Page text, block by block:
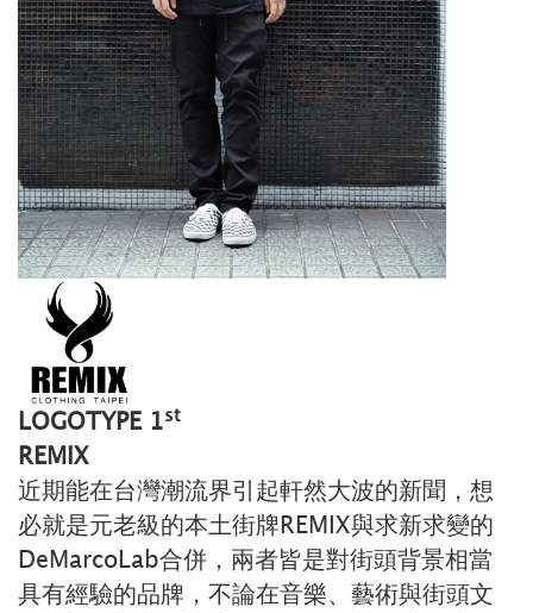
LOGOTYPE 1st
REMIX
近期能在台灣潮流界引起軒然大波的新聞，想
必就是元老級的本土街牌REMIX與求新求變的
DeMarcoLab合併，兩者皆是對街頭背景相當
具有經驗的品牌，不論在音樂、藝術與街頭文